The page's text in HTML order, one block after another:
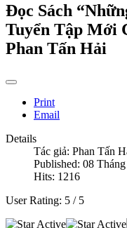
Đọc Sách
Tuyển Tập Mới
Phan Tấn Hải
Print
Email
Details
Tác giả: Phan Tấn
Published: 08
Hits: 1216
User Rating: 5 / 5